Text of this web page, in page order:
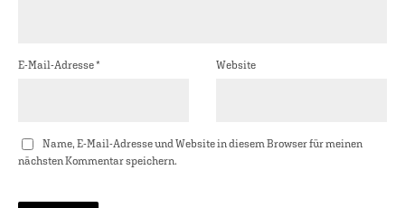
E-Mail-Adresse* Website
Name, E-Mail-Adresse und Website in diesem Browser für meinen
nächsten Kommentar speichern.